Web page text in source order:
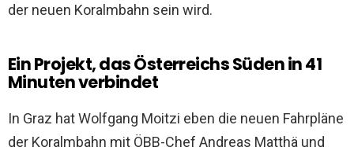
der neuen Koralmbahn sein wird.
Ein Projekt, das Österreichs Süden in 41
Minuten verbindet
In Graz hat Wolfgang Moitzi eben die neuen Fahrpläne
der Koralmbahn mit ÖBB-Chef Andreas Matthä und